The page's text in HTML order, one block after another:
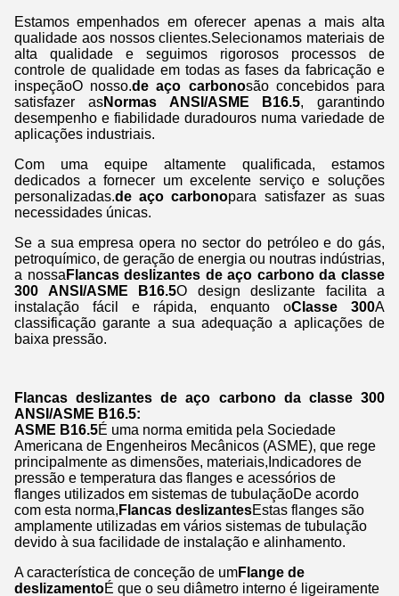
Estamos empenhados em oferecer apenas a mais alta
qualidade aos nossos clientes.Selecionamos materiais de
alta qualidade e seguimos rigorosos processos de
controle de qualidade em todas as fases da fabricação e
inspeçãoO nosso.de aço carbonosão concebidos para
satisfazer asNormas ANSI/ASME B16.5, garantindo
desempenho e fiabilidade duradouros numa variedade de
aplicações industriais.
Com uma equipe altamente qualificada, estamos
dedicados a fornecer um excelente serviço e soluções
personalizadas.de aço carbonopara satisfazer as suas
necessidades únicas.
Se a sua empresa opera no sector do petróleo e do gás,
petroquímico, de geração de energia ou noutras indústrias,
a nossa Flancas deslizantes de aço carbono da classe
300 ANSI/ASME B16.5O design deslizante facilita a
instalação fácil e rápida, enquanto oClasse 300A
classificação garante a sua adequação a aplicações de
baixa pressão.
Flancas deslizantes de aço carbono da classe 300
ANSI/ASME B16.5:
ASME B16.5É uma norma emitida pela Sociedade
Americana de Engenheiros Mecânicos (ASME), que rege
principalmente as dimensões, materiais,Indicadores de
pressão e temperatura das flanges e acessórios de
flanges utilizados em sistemas de tubulaçãoDe acordo
com esta norma, Flancas deslizantesEstas flanges são
amplamente utilizadas em vários sistemas de tubulação
devido à sua facilidade de instalação e alinhamento.
A característica de conceção de umFlange de
deslizamentoÉ que o seu diâmetro interno é ligeiramente